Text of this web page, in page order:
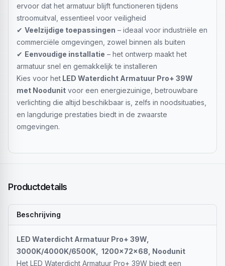
ervoor dat het armatuur blijft functioneren tijdens
stroomuitval, essentieel voor veiligheid
✔ Veelzijdige toepassingen – ideaal voor industriële en
commerciële omgevingen, zowel binnen als buiten
✔ Eenvoudige installatie – het ontwerp maakt het
armatuur snel en gemakkelijk te installeren
Kies voor het LED Waterdicht Armatuur Pro+ 39W
met Noodunit voor een energiezuinige, betrouwbare
verlichting die altijd beschikbaar is, zelfs in noodsituaties,
en langdurige prestaties biedt in de zwaarste
omgevingen.
Productdetails
Beschrijving
LED Waterdicht Armatuur Pro+ 39W,
3000K/4000K/6500K, 1200x72x68, Noodunit
Het LED Waterdicht Armatuur Pro+ 39W biedt een